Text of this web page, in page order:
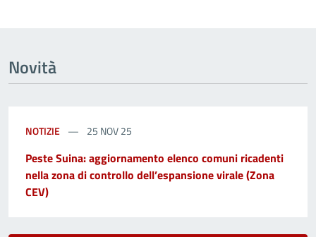
Novità
NOTIZIE 25 NOV 25
Peste Suina: aggiornamento elenco comuni ricadenti
nella zona di controllo dell’espansione virale (Zona
CEV)